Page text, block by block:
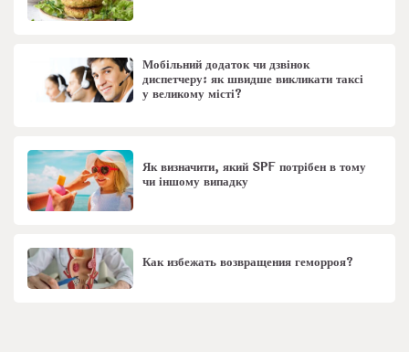
Мобільний додаток чи дзвінок
диспетчеру: як швидше викликати таксі
у великому місті?
Як визначити, який SPF потрібен в тому
чи іншому випадку
Как избежать возвращения геморроя?